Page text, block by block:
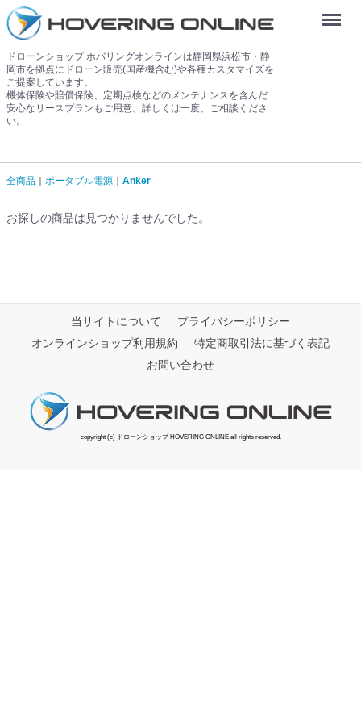
ドローンショップ ホバリングオンラインは静岡県浜松市・静
岡市を拠点にドローン販売(国産機含む)や各種カスタマイズを
ご提案しています。
機体保険や賠償保険、定期点検などのメンテナンスを含んだ
安心なリースプランもご用意。詳しくは一度、ご相談くださ
い。
Menu
全商品 ポータブル電源 Anker
お探しの商品は見つかりませんでした。
当サイトについて
プライバシーポリシー
オンラインショップ利用規約
特定商取引法に基づく表記
お問い合わせ
copyright (c) ドローンショップ HOVERING ONLINE all rights reserved.